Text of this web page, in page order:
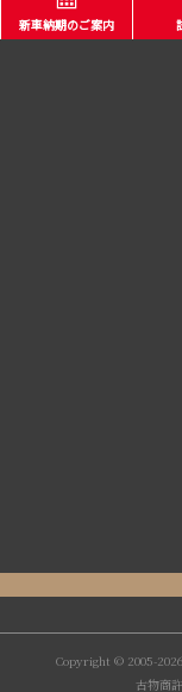
新車納期のご案内
Copyright © 2005-
古物商